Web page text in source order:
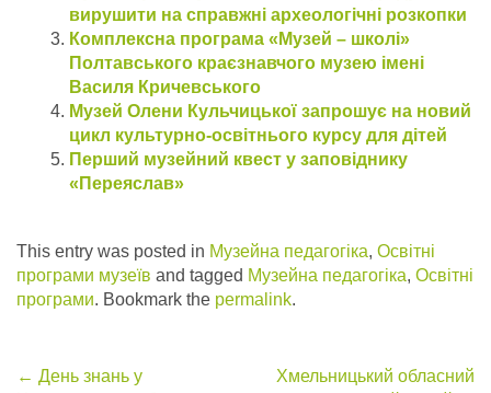
вирушити на справжні археологічні розкопки
Комплексна програма «Музей – школі»
Полтавського краєзнавчого музею імені
Василя Кричевського
Музей Олени Кульчицької запрошує на новий
цикл культурно-освітнього курсу для дітей
Перший музейний квест у заповіднику
«Переяслав»
This entry was posted in Музейна педагогіка, Освітні
програми музеїв and tagged Музейна педагогіка, Освітні
програми. Bookmark the permalink.
← День знань у
Хмельницький обласний